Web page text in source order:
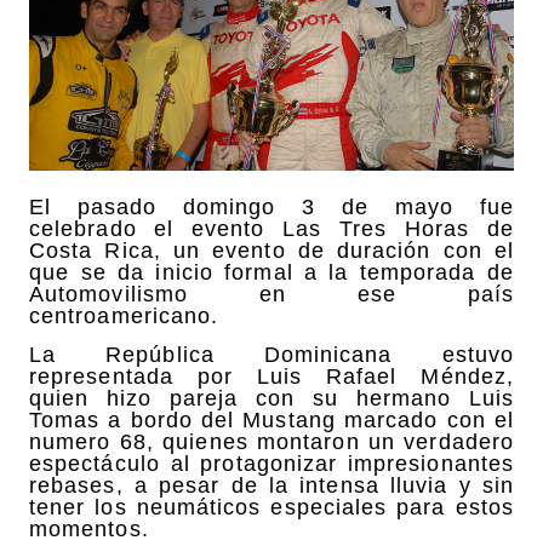
El pasado domingo 3 de mayo fue
celebrado el evento Las Tres Horas de
Costa Rica, un evento de duración con el
que se da inicio formal a la temporada de
Automovilismo en ese país
centroamericano.
La República Dominicana estuvo
representada por Luis Rafael Méndez,
quien hizo pareja con su hermano Luis
Tomas a bordo del Mustang marcado con el
numero 68, quienes montaron un verdadero
espectáculo al protagonizar impresionantes
rebases, a pesar de la intensa lluvia y sin
tener los neumáticos especiales para estos
momentos.